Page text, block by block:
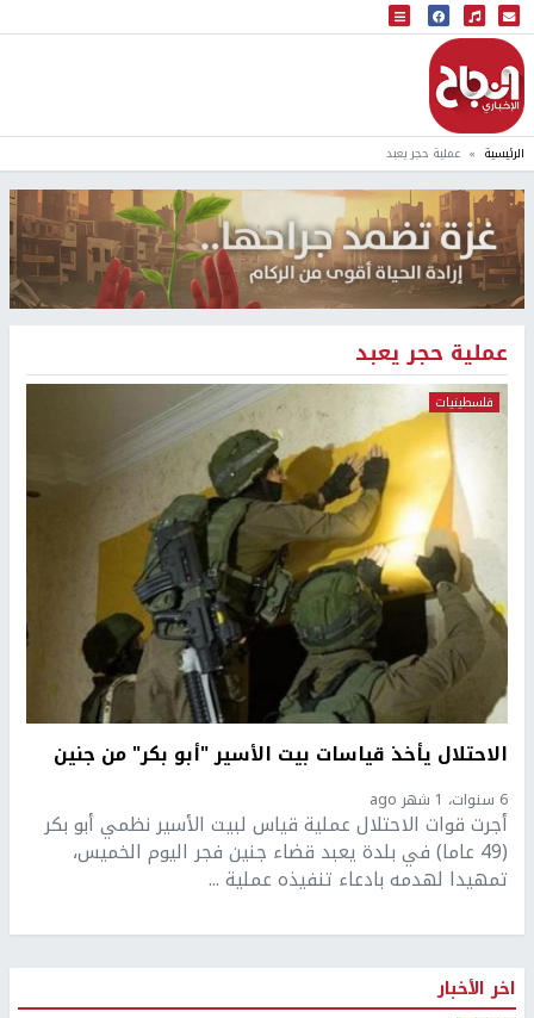
البث المباشر
إذاعة النجاح
الرئيسية عملية حجر يعبد
عملية حجر يعبد
فلسطينيات
الاحتلال يأخذ قياسات بيت الأسير "أبو بكر" من جنين
6 سنوات، 1 شهر ago
أجرت قوات الاحتلال عملية قياس لبيت الأسير نظمي أبو بكر
(49 عاما) في بلدة يعبد قضاء جنين فجر اليوم الخميس،
تمهيدا لهدمه بادعاء تنفيذه عملية ...
اخر الأخبار